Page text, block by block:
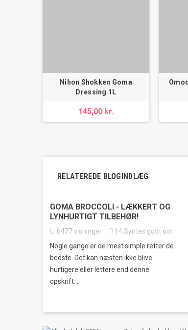
Nihon Shokken Goma
Dressing 1L
145,00 kr.
RELATEREDE BLOGINDLÆG
GOMA BROCCOLI - LÆKKERT OG
LYNHURTIGT TILBEHØR!
6477visninger 14Syntes godt om
Nogle gange er de mest simple retter de
bedste. Det kan næsten ikke blive
hurtigere eller lettere end denne
opskrift...